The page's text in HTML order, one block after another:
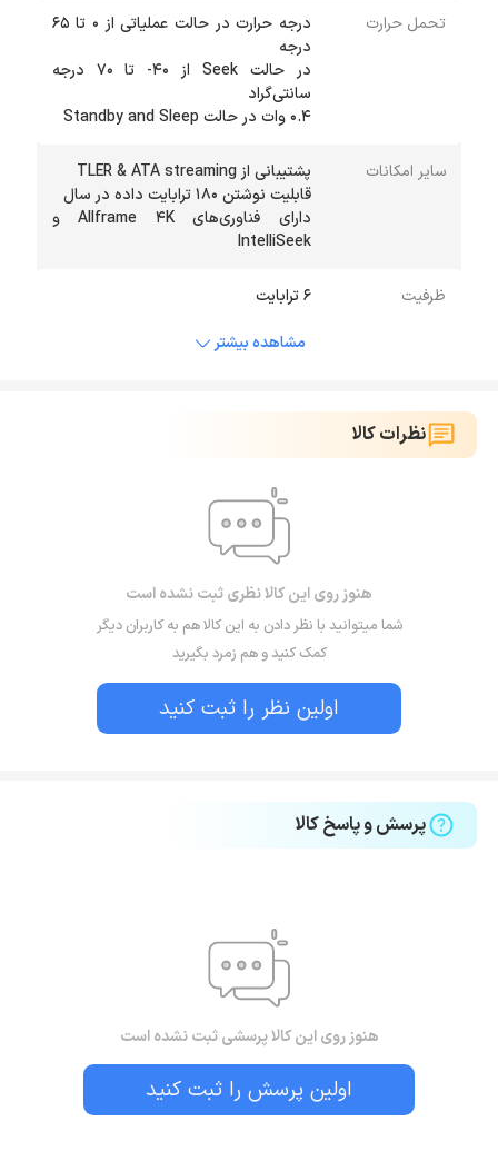
تحمل حرارت
درجه حرارت در حالت عملیاتی از 0 تا 65
در حالت Seek از 40- تا 70 درجه
0.4 وات در حالت Standby and Sleep
سایر امکانات
قابلیت نوشتن 180 ترابایت داده در سال
دارای فناوری‌های Allframe 4K و
IntelliSeek
ظرفیت
6 ترابایت
مشاهده بیشتر
نظرات کالا
هنوز روی این کالا نظری ثبت نشده است
شما میتوانید با نظر دادن به این کالا هم به کاربران دیگر
کمک کنید و هم زمرد بگیرید
اولین نظر را ثبت کنید
پرسش و پاسخ کالا
هنوز روی این کالا پرسشی ثبت نشده است
اولین پرسش را ثبت کنید